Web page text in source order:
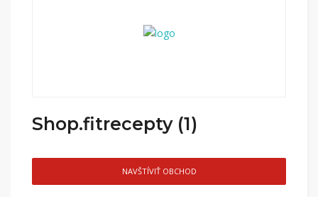
Shop.fitrecepty (1)
NAVŠTÍVIŤ OBCHOD